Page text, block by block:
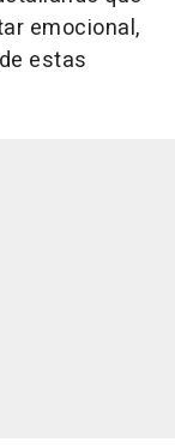
emocional,
estas